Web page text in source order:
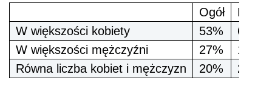
Ogół
W większości kobiety
53%
67%
W większości mężczyźni
27%
13%
Równa liczba kobiet i mężczyzn
20% 20%